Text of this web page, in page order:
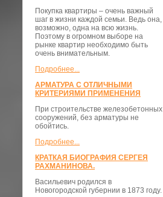
Покупка квартиры – очень важный
шаг в жизни каждой семьи. Ведь она,
возможно, одна на всю жизнь.
Поэтому в огромном выборе на
рынке квартир необходимо быть
очень внимательным.
Подробнее...
АРМАТУРА С ОТЛИЧНЫМИ
КРИТЕРИЯМИ ПРИМЕНЕНИЯ
При строительстве железобетонных
сооружений, без арматуры не
обойтись.
Подробнее...
КРАТКАЯ БИОГРАФИЯ СЕРГЕЯ
РАХМАНИНОВА.
Васильевич родился в
Новогородской губернии в 1873 году.